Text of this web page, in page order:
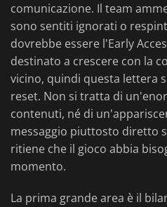
comunicazione. Il team
sono sentiti ignorati o
dovrebbe essere l'Early
destinato a crescere con la
vicino, quindi questa lettera
reset. Non si tratta di
contenuti, né di
messaggio piuttosto diretto
ritiene che il gioco abbia
momento.
La prima grande area è il